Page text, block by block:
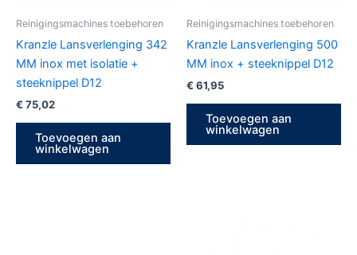
Reinigingsmachines toebehoren
Kranzle Lansverlenging 342
MM inox met isolatie +
steeknippel D12
€ 75,02
Toevoegen aan
winkelwagen
Reinigingsmachines toebehoren
Kranzle Lansverlenging 500
MM inox + steeknippel D12
€ 61,95
Toevoegen aan
winkelwagen